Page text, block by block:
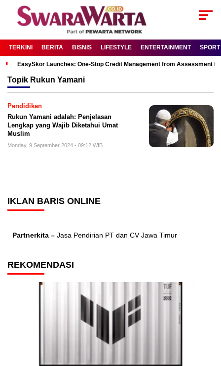
TERKINI BERITA BISNIS LIFESTYLE ENTERTAINMENT SPORT
EasySkor Launches: One-Stop Credit Management from Assessment
Topik Rukun Yamani
Pendidikan
Rukun Yamani adalah: Penjelasan
Lengkap yang Wajib Diketahui Umat
Muslim
Monday, 9 September 2024 - 09:12 WIB
IKLAN BARIS ONLINE
Partnerkita – Jasa Pendirian PT dan CV Jawa Timur
REKOMENDASI